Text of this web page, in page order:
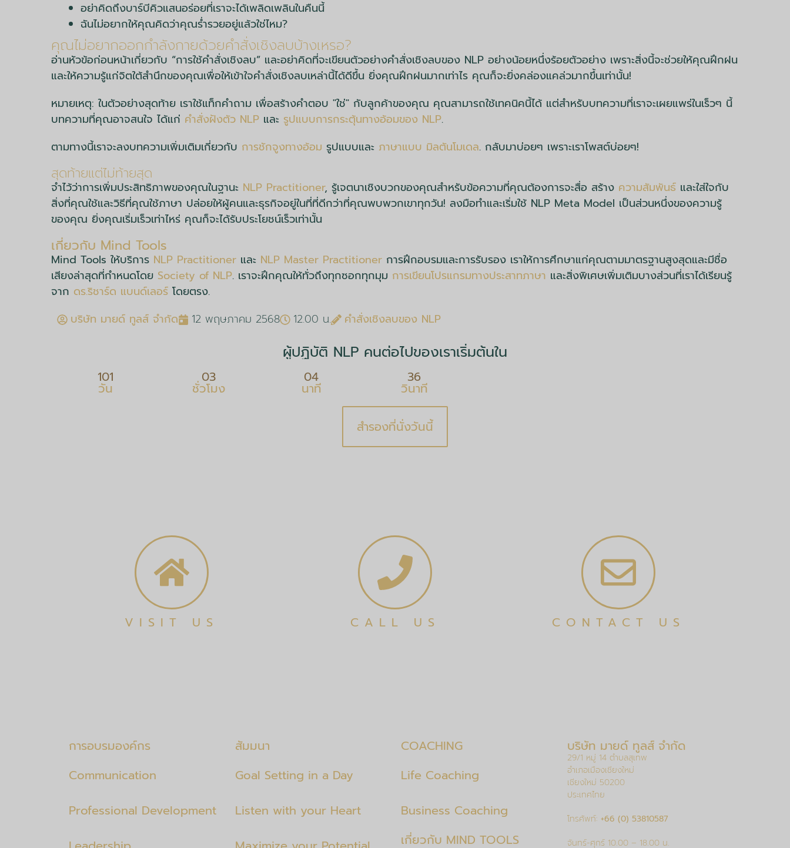
อย่าคิดถึงบาร์บีคิวแสนอร่อยที่เราจะได้เพลิดเพลินในคืนนี้
ฉันไม่อยากให้คุณคิดว่าคุณร่ำรวยอยู่แล้วใช่ไหม?
คุณไม่อยากออกกำลังกายด้วยคำสั่งเชิงลบบ้างเหรอ?
อ่านหัวข้อก่อนหน้าเกี่ยวกับ “การใช้คำสั่งเชิงลบ” และอย่าคิดที่จะเขียนตัวอย่างคำสั่งเชิงลบของ NLP อย่างน้อยหนึ่งร้อยตัวอย่าง เพราะสิ่งนี้จะช่วยให้คุณฝึกฝน
และให้ความรู้แก่จิตใต้สำนึกของคุณเพื่อให้เข้าใจคำสั่งเชิงลบเหล่านี้ได้ดีขึ้น ยิ่งคุณฝึกฝนมากเท่าไร คุณก็จะยิ่งคล่องแคล่วมากขึ้นเท่านั้น!
หมายเหตุ: ในตัวอย่างสุดท้าย เราใช้แท็กคำถาม เพื่อสร้างคำตอบ "ใช่" กับลูกค้าของคุณ คุณสามารถใช้เทคนิคนี้ได้ แต่สำหรับบทความที่เราจะเผยแพร่ในเร็วๆ นี้
บทความที่คุณอาจสนใจ ได้แก่ คำสั่งฝังตัว NLP และ รูปแบบการกระตุ้นทางอ้อมของ NLP.
ตามทางนี้เราจะลงบทความเพิ่มเติมเกี่ยวกับ การชักจูงทางอ้อม รูปแบบและ ภาษาแบบ มิลตันโมเดล. กลับมาบ่อยๆ เพราะเราโพสต์บ่อยๆ!
สุดท้ายแต่ไม่ท้ายสุด
จำไว้ว่าการเพิ่มประสิทธิภาพของคุณในฐานะ NLP Practitioner, รู้เจตนาเชิงบวกของคุณสำหรับข้อความที่คุณต้องการจะสื่อ สร้าง ความสัมพันธ์ และใส่ใจกับ
สิ่งที่คุณใช้และวิธีที่คุณใช้ภาษา ปล่อยให้ผู้คนและธุรกิจอยู่ในที่ที่ดีกว่าที่คุณพบพวกเขาทุกวัน! ลงมือทำและเริ่มใช้ NLP Meta Model เป็นส่วนหนึ่งของความรู้
ของคุณ ยิ่งคุณเริ่มเร็วเท่าไหร่ คุณก็จะได้รับประโยชน์เร็วเท่านั้น
เกี่ยวกับ Mind Tools
Mind Tools ให้บริการ NLP Practitioner และ NLP Master Practitioner การฝึกอบรมและการรับรอง เราให้การศึกษาแก่คุณตามมาตรฐานสูงสุดและมีชื่อ
เสียงล่าสุดที่กำหนดโดย Society of NLP. เราจะฝึกคุณให้ทั่วถึงทุกซอกทุกมุม การเขียนโปรแกรมทางประสาทภาษา และสิ่งพิเศษเพิ่มเติมบางส่วนที่เราได้เรียนรู้
จาก ดร.ริชาร์ด แบนด์เลอร์ โดยตรง.
บริษัท มายด์ ทูลส์ จำกัด
12 พฤษภาคม 2568 12.00 น. คำสั่งเชิงลบของ NLP
ผู้ปฏิบัติ NLP คนต่อไปของเราเริ่มต้นใน
101
วัน
03
ชั่วโมง
04
นาที
36
วินาที
สำรองที่นั่งวันนี้
VISIT US CALL US CONTACT US
การอบรมองค์กร
Communication
Professional Development
สัมมนา
Goal Setting in a Day
Listen with your Heart
COACHING
Life Coaching
Business Coaching
เกี่ยวกับ MIND TOOLS
บริษัท มายด์ ทูลส์ จำกัด
29/1 หมู่ 14 ตำบลสุเทพ
อำเภอเมืองเชียงใหม่
เชียงใหม่ 50200
ประเทศไทย
โทรศัพท์: +66 (0) 53810587
จันทร์-ศุกร์ 10.00 – 18.00 น.